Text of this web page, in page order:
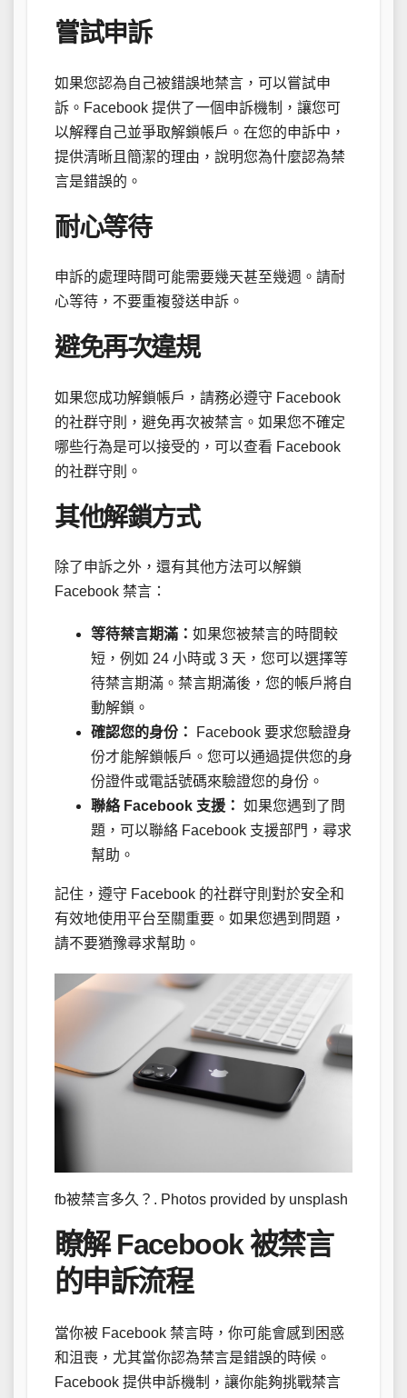
嘗試申訴
如果您認為自己被錯誤地禁言，可以嘗試申
訴。Facebook 提供了一個申訴機制，讓您可
以解釋自己並爭取解鎖帳戶。在您的申訴中，
提供清晰且簡潔的理由，說明您為什麼認為禁
言是錯誤的。
耐心等待
申訴的處理時間可能需要幾天甚至幾週。請耐
心等待，不要重複發送申訴。
避免再次違規
如果您成功解鎖帳戶，請務必遵守 Facebook
的社群守則，避免再次被禁言。如果您不確定
哪些行為是可以接受的，可以查看 Facebook
的社群守則。
其他解鎖方式
除了申訴之外，還有其他方法可以解鎖
Facebook 禁言：
等待禁言期滿： 如果您被禁言的時間較
短，例如 24 小時或 3 天，您可以選擇等
待禁言期滿。禁言期滿後，您的帳戶將自
動解鎖。
確認您的身份：
Facebook 要求您驗證身
份才能解鎖帳戶。您可以通過提供您的身
份證件或電話號碼來驗證您的身份。
聯絡 Facebook 支援： 如果您遇到了問
題，可以聯絡 Facebook 支援部門，尋求
幫助。
記住，遵守 Facebook 的社群守則對於安全和
有效地使用平台至關重要。如果您遇到問題，
請不要猶豫尋求幫助。
fb被禁言多久？. Photos provided by unsplash
瞭解 Facebook 被禁言
的申訴流程
當你被 Facebook 禁言時，你可能會感到困惑
和沮喪，尤其當你認為禁言是錯誤的時候。
Facebook 提供申訴機制，讓你能夠挑戰禁言